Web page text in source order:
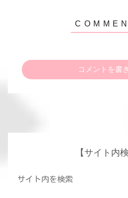
コメントを書
【サイト内